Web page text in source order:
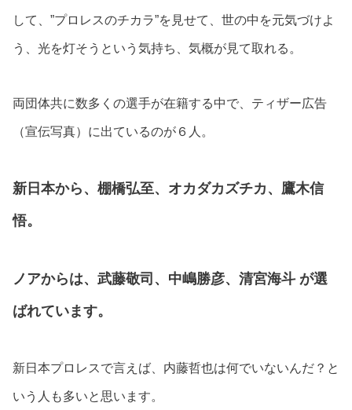
して、”プロレスのチカラ”を見せて、世の中を元気づけよ
う、光を灯そうという気持ち、気概が見て取れる。
両団体共に数多くの選手が在籍する中で、ティザー広告
（宣伝写真）に出ているのが６人。
新日本から、棚橋弘至、オカダカズチカ、鷹木信
悟。
ノアからは、武藤敬司、中嶋勝彦、清宮海斗 が選
ばれています。
新日本プロレスで言えば、内藤哲也は何でいないんだ？と
いう人も多いと思います。